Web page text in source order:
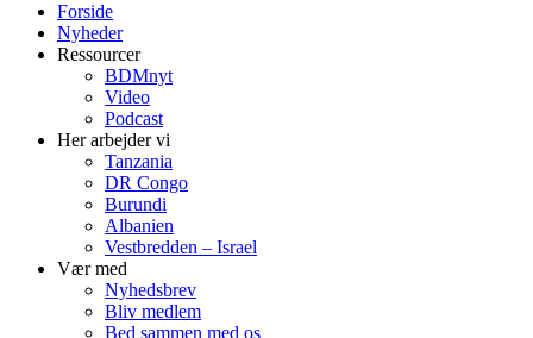
Forside
Nyheder
Ressourcer
BDMnyt
Video
Podcast
Her arbejder vi
Tanzania
DR Congo
Burundi
Albanien
Vestbredden – Israel
Vær med
Nyhedsbrev
Bliv medlem
Bed sammen med os